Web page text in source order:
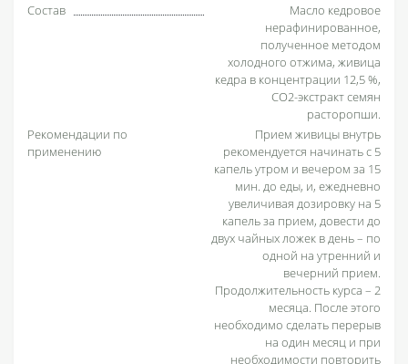
Состав
Масло кедровое
нерафинированное,
полученное методом
холодного отжима, живица
кедра в концентрации 12,5 %,
СО2-экстракт семян
расторопши.
Рекомендации по
применению
Прием живицы внутрь
рекомендуется начинать с 5
капель утром и вечером за 15
мин. до еды, и, ежедневно
увеличивая дозировку на 5
капель за прием, довести до
двух чайных ложек в день – по
одной на утренний и
вечерний прием.
Продолжительность курса – 2
месяца. После этого
необходимо сделать перерыв
на один месяц и при
необходимости повторить